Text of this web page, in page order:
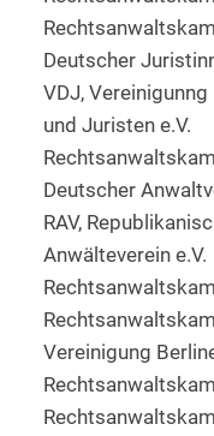
Deutscher
VDJ,
und Juristen e.V.
Deutscher
RAV,
Anwälteverein e.V.
Vereinigung